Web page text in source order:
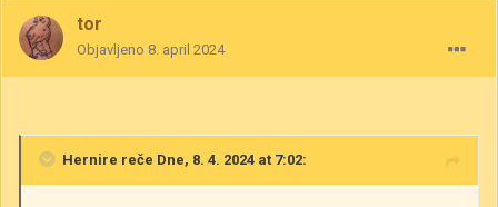
tor
Objavljeno 8. april 2024
Hernire reče Dne, 8. 4. 2024 at 7:02: